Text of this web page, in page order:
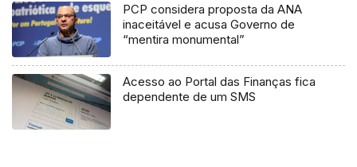
PCP considera proposta da ANA
inaceitável e acusa Governo de
“mentira monumental”
Acesso ao Portal das Finanças fica
dependente de um SMS